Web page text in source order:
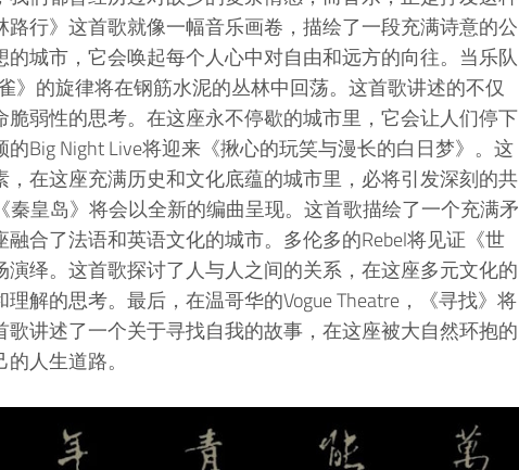
行》这首歌就像一幅音乐画卷，描绘了一段充满诗意的公
城市，它会唤起每个人心中对自由和远方的向往。当乐队
》的旋律将在钢筋水泥的丛林中回荡。这首歌讲述的不仅
弱性的思考。在这座永不停歇的城市里，它会让人们停下
Big Night Live将迎来《揪心的玩笑与漫长的白日梦》。这
在这座充满历史和文化底蕴的城市里，必将引发深刻的共
秦皇岛》将会以全新的编曲呈现。这首歌描绘了一个充满矛
合了法语和英语文化的城市。多伦多的Rebel将见证《世
绎。这首歌探讨了人与人之间的关系，在这座多元文化的
解的思考。最后，在温哥华的Vogue Theatre，《寻找》将
讲述了一个关于寻找自我的故事，在这座被大自然环抱的
人生道路。